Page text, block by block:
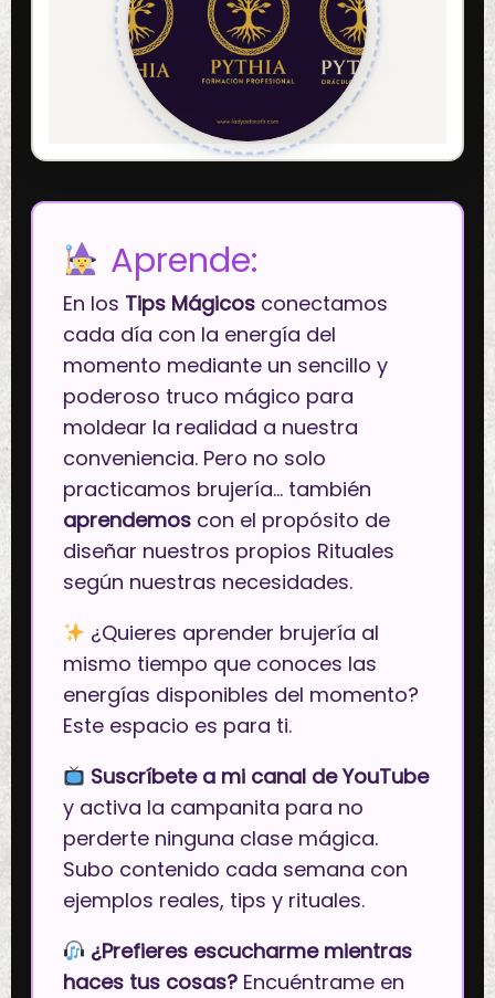
Aprende:
En los Tips Mágicosconectamos
cada día con la energía del
momento mediante un sencillo y
poderoso truco mágico para
moldear la realidad a nuestra
conveniencia. Pero no solo
practicamos brujería… también
aprendemoscon el propósito de
diseñar nuestros propios Rituales
según nuestras necesidades.
¿Quieres aprender brujería al
mismo tiempo que conoces las
energías disponibles del momento?
Este espacio es para ti.
Suscríbete a mi canal de YouTube
y activa la campanita para no
perderte ninguna clase mágica.
Subo contenido cada semana con
ejemplos reales, tips y rituales.
¿Prefieres escucharme mientras
haces tus cosas?Encuéntrame en